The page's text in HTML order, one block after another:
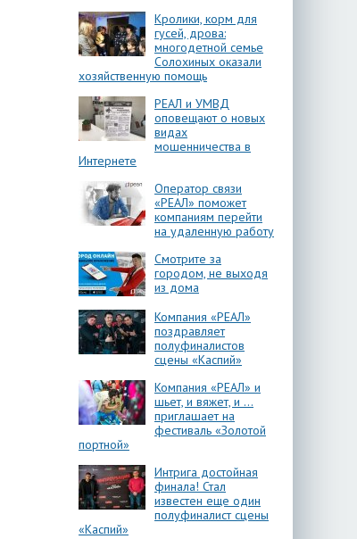
Кролики, корм для
гусей, дрова:
многодетной семье
Солохиных оказали
хозяйственную помощь
РЕАЛ и УМВД
оповещают о новых
видах
мошенничества в
Интернете
Оператор связи
«РЕАЛ» поможет
компаниям перейти
на удаленную работу
Смотрите за
городом, не выходя
из дома
Компания «РЕАЛ»
поздравляет
полуфиналистов
сцены «Каспий»
Компания «РЕАЛ» и
шьет, и вяжет, и …
приглашает на
фестиваль «Золотой
портной»
Интрига достойная
финала! Стал
известен еще один
полуфиналист сцены
«Каспий»